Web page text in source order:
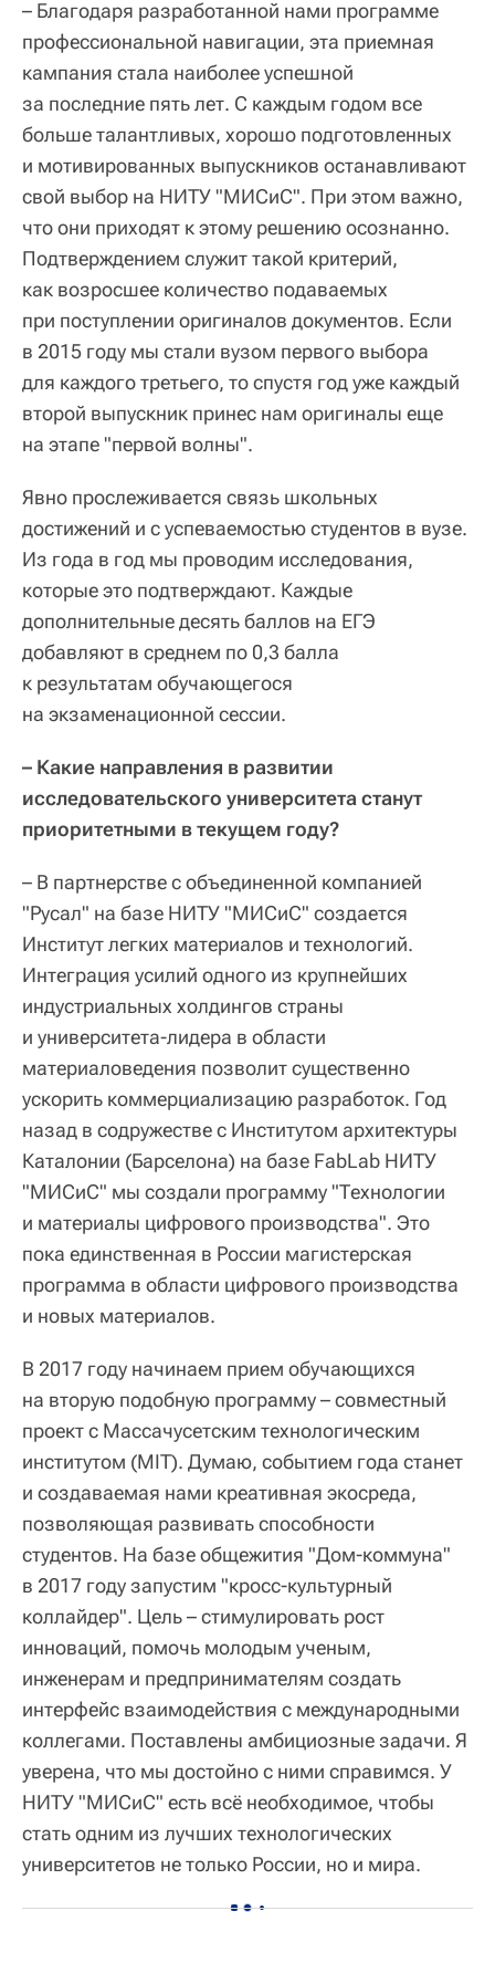
– Благодаря разработанной нами программе
профессиональной навигации, эта приемная
кампания стала наиболее успешной
за последние пять лет. С каждым годом все
больше талантливых, хорошо подготовленных
и мотивированных выпускников останавливают
свой выбор на НИТУ "МИСиС". При этом важно,
что они приходят к этому решению осознанно.
Подтверждением служит такой критерий,
как возросшее количество подаваемых
при поступлении оригиналов документов. Если
в 2015 году мы стали вузом первого выбора
для каждого третьего, то спустя год уже каждый
второй выпускник принес нам оригиналы еще
на этапе "первой волны".
Явно прослеживается связь школьных
достижений и с успеваемостью студентов в вузе.
Из года в год мы проводим исследования,
которые это подтверждают. Каждые
дополнительные десять баллов на ЕГЭ
добавляют в среднем по 0,3 балла
к результатам обучающегося
на экзаменационной сессии.
– Какие направления в развитии
исследовательского университета станут
приоритетными в текущем году?
– В партнерстве с объединенной компанией
"Русал" на базе НИТУ "МИСиС" создается
Институт легких материалов и технологий.
Интеграция усилий одного из крупнейших
индустриальных холдингов страны
и университета-лидера в области
материаловедения позволит существенно
ускорить коммерциализацию разработок. Год
назад в содружестве с Институтом архитектуры
Каталонии (Барселона) на базе FabLab НИТУ
"МИСиС" мы создали программу "Технологии
и материалы цифрового производства". Это
пока единственная в России магистерская
программа в области цифрового производства
и новых материалов.
В 2017 году начинаем прием обучающихся
на вторую подобную программу – совместный
проект с Массачусетским технологическим
институтом (MIT). Думаю, событием года станет
и создаваемая нами креативная экосреда,
позволяющая развивать способности
студентов. На базе общежития "Дом-коммуна"
в 2017 году запустим "кросс-культурный
коллайдер". Цель – стимулировать рост
инноваций, помочь молодым ученым,
инженерам и предпринимателям создать
интерфейс взаимодействия с международными
коллегами. Поставлены амбициозные задачи. Я
уверена, что мы достойно с ними справимся. У
НИТУ "МИСиС" есть всё необходимое, чтобы
стать одним из лучших технологических
университетов не только России, но и мира.